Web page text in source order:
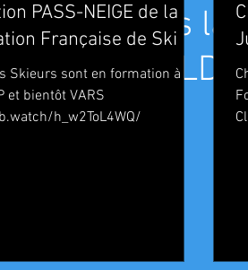
"Dans la
END A
PASS-NEIGE de la
Française de Ski
Skieurs sont en formation à
et bientôt VARS
h_w2ToL4WQ/